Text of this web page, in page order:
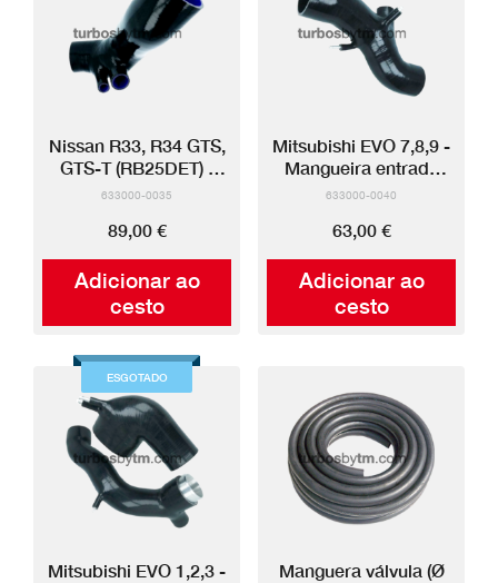
Adicionar ao
cesto
Nissan R33, R34 GTS,
GTS-T (RB25DET) -
Mangueira entrada
633000-0035
89,00 €
Adicionar ao
cesto
Mitsubishi EVO 7,8,9 -
Mangueira entrada
silicone
633000-0040
63,00 €
ESGOTADO
Mitsubishi EVO 1,2,3 -
Manguera válvula (Ø